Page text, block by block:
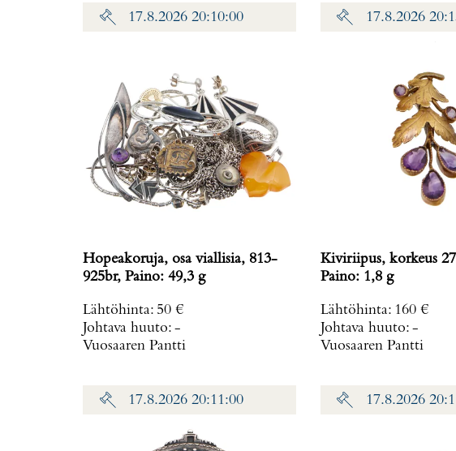
17.8.2026 20:10:00
Hopeakoruja, osa viallisia, 813-
925br, Paino: 49,3 g
Lähtöhinta: 50 €
Johtava huuto: -
Vuosaaren Pantti
17.8.2026
Kiviriipus, korkeus
Paino: 1,8 g
Lähtöhinta: 160 €
Johtava huuto: -
Vuosaaren Pantti
17.8.2026 20:11:00 17.8.2026